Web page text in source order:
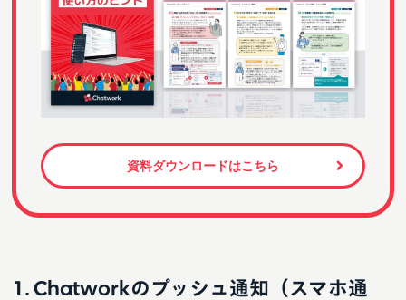
資料ダウンロードはこちら
Chatworkのプッシュ通知（スマホ通